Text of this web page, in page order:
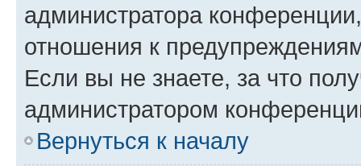
администратора
отношения к
Если вы не знаете, за что
администратором
Вернуться к началу